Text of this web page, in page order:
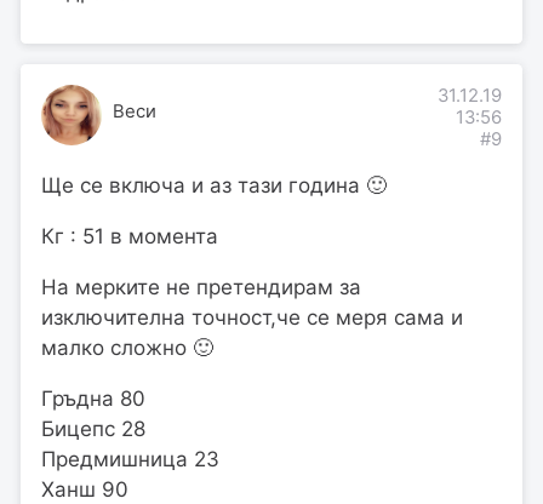
Веси
31.12.19
13:56
#9
Ще се включа и аз тази година 🙂
Кг : 51 в момента
На мерките не претендирам за
изключителна точност,че се меря сама и
малко сложно 🙂
Гръдна 80
Бицепс 28
Предмишница 23
Ханш 90